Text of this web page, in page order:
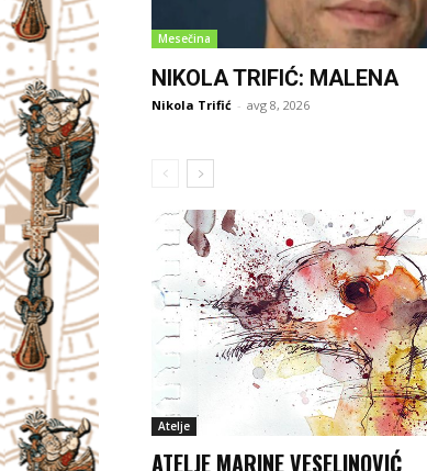
Mesečina
NIKOLA TRIFIĆ: MALENA
Nikola Trifić - avg 8, 2026
Atelje
ATELJE MARINE VESELINOVIĆ